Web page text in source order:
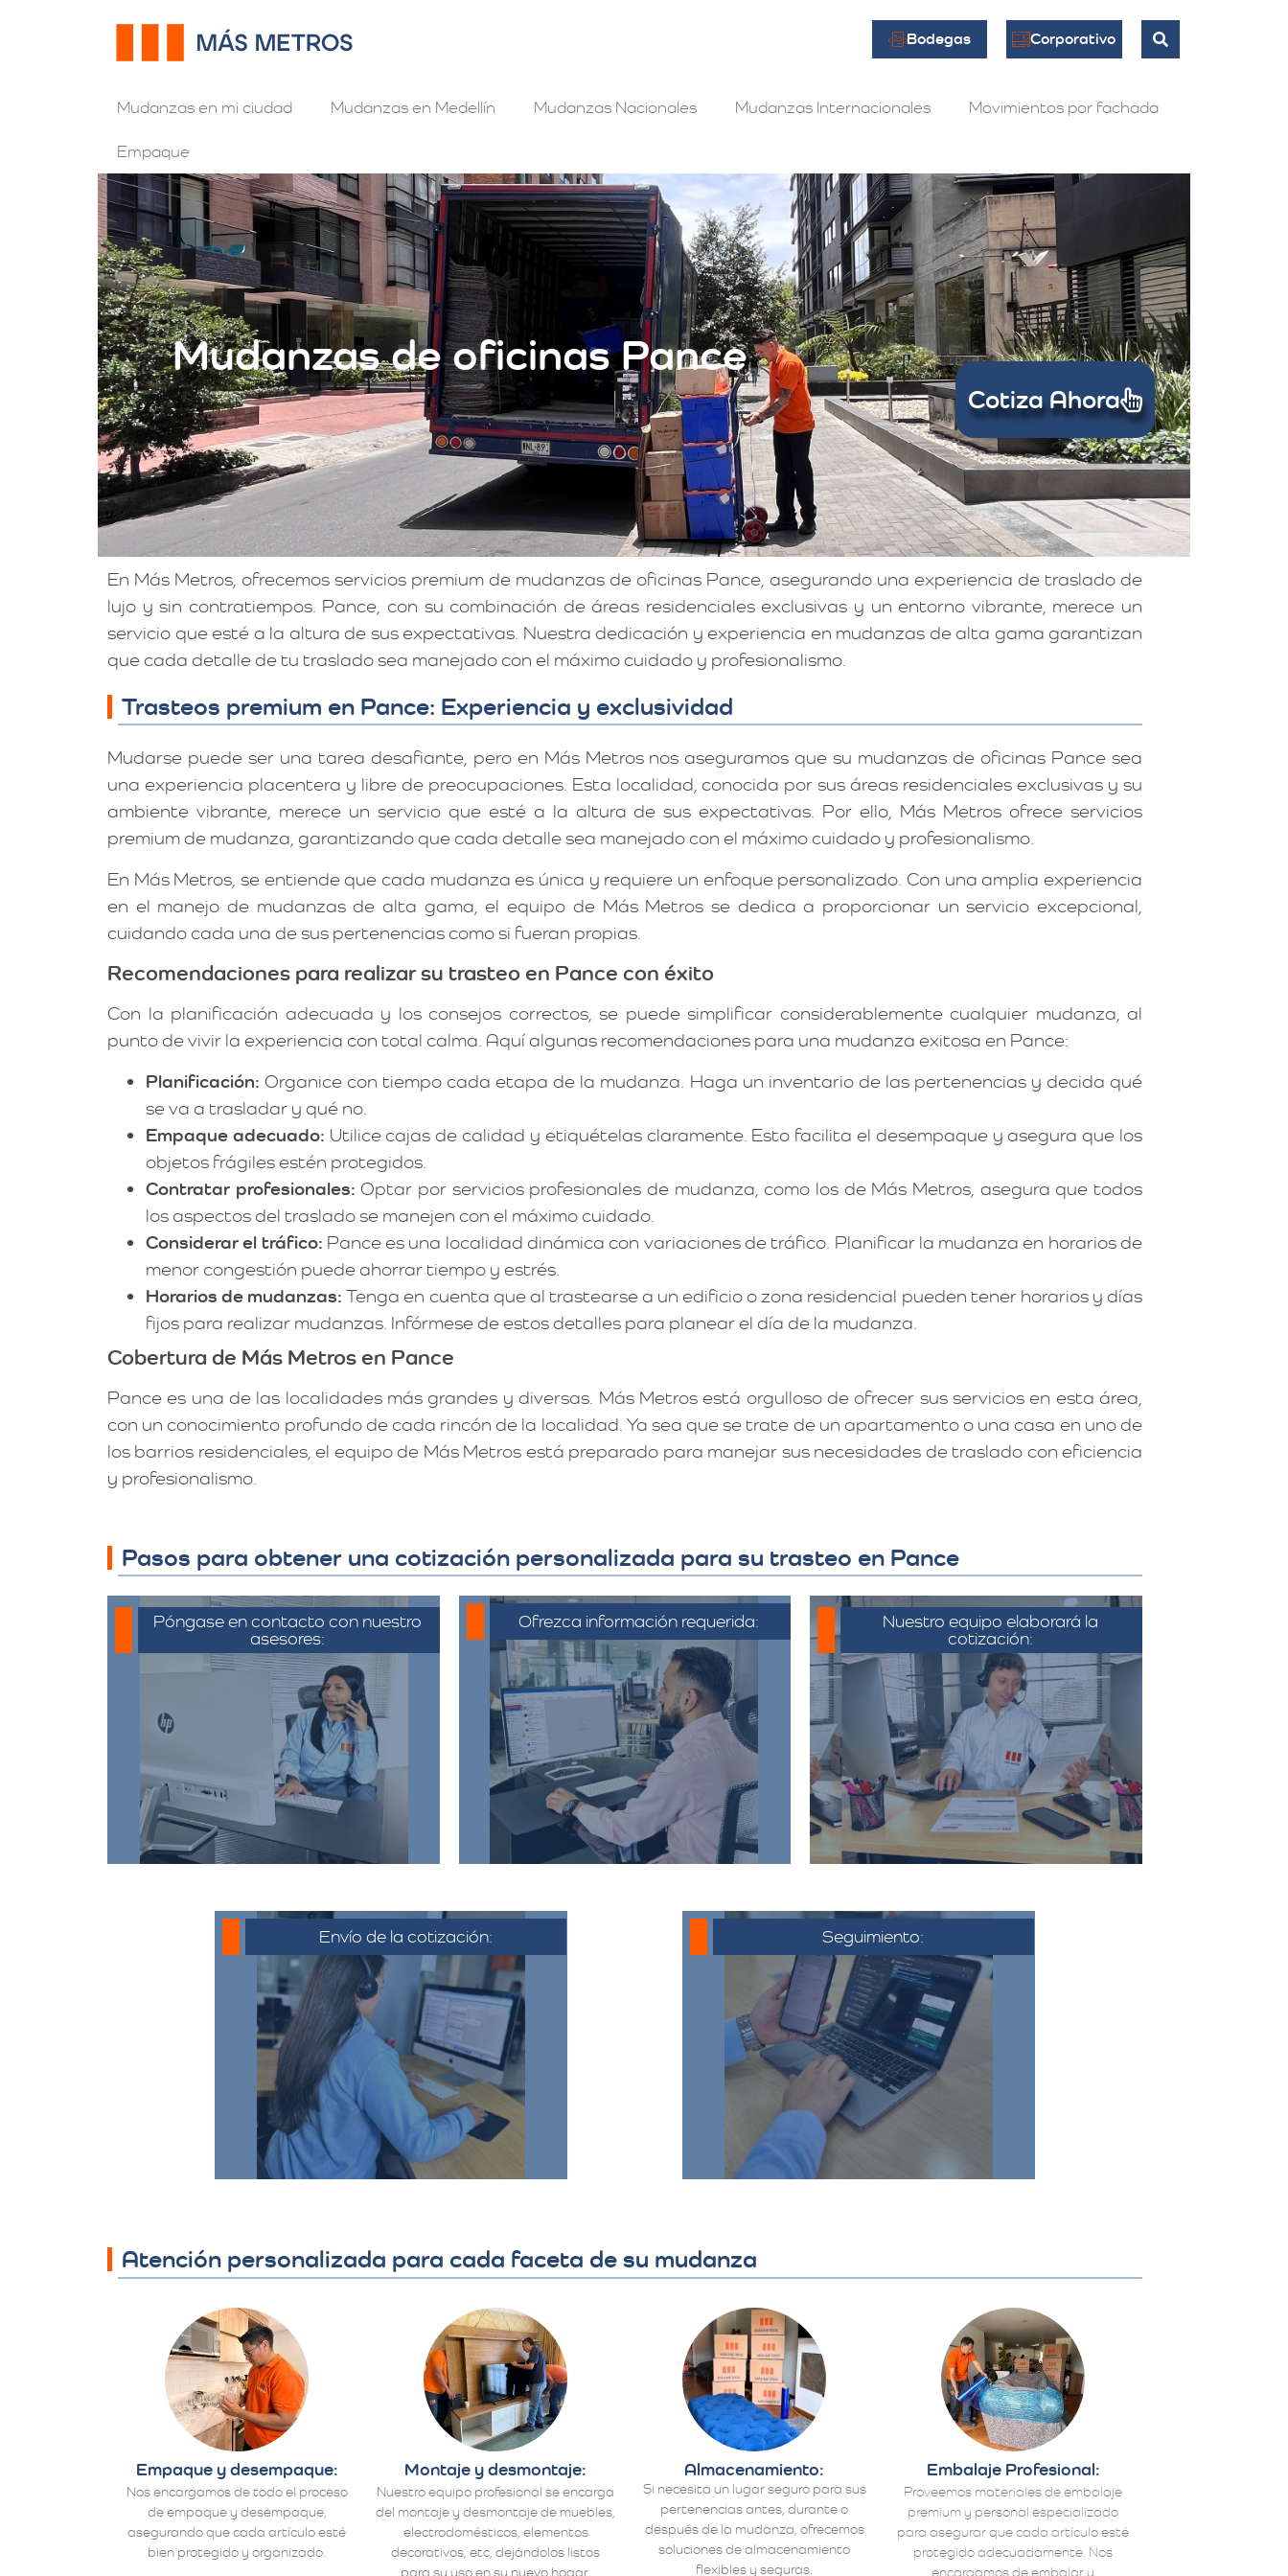
Bodegas Corporativo
Mudanzas en mi ciudad Mudanzas en Medellín Mudanzas Nacionales Mudanzas Internacionales Movimientos por fachada
Empaque
Mudanzas de oficinas Pance
Cotiza Ahora
En Más Metros, ofrecemos servicios premium de mudanzas de oficinas Pance, asegurando una experiencia de traslado de
lujo y sin contratiempos. Pance, con su combinación de áreas residenciales exclusivas y un entorno vibrante, merece un
servicio que esté a la altura de sus expectativas. Nuestra dedicación y experiencia en mudanzas de alta gama garantizan
que cada detalle de tu traslado sea manejado con el máximo cuidado y profesionalismo.
Trasteos premium en Pance: Experiencia y exclusividad
Mudarse puede ser una tarea desafiante, pero en Más Metros nos aseguramos que su mudanzas de oficinas Pance sea
una experiencia placentera y libre de preocupaciones. Esta localidad, conocida por sus áreas residenciales exclusivas y su
ambiente vibrante, merece un servicio que esté a la altura de sus expectativas. Por ello, Más Metros ofrece servicios
premium de mudanza, garantizando que cada detalle sea manejado con el máximo cuidado y profesionalismo.
En Más Metros, se entiende que cada mudanza es única y requiere un enfoque personalizado. Con una amplia experiencia
en el manejo de mudanzas de alta gama, el equipo de Más Metros se dedica a proporcionar un servicio excepcional,
cuidando cada una de sus pertenencias como si fueran propias.
Recomendaciones para realizar su trasteo en Pance con éxito
Con la planificación adecuada y los consejos correctos, se puede simplificar considerablemente cualquier mudanza, al
punto de vivir la experiencia con total calma. Aquí algunas recomendaciones para una mudanza exitosa en Pance:
Planificación: Organice con tiempo cada etapa de la mudanza. Haga un inventario de las pertenencias y decida qué
se va a trasladar y qué no.
Empaque adecuado: Utilice cajas de calidad y etiquételas claramente. Esto facilita el desempaque y asegura que los
objetos frágiles estén protegidos.
Contratar profesionales: Optar por servicios profesionales de mudanza, como los de Más Metros, asegura que todos
los aspectos del traslado se manejen con el máximo cuidado.
Considerar el tráfico: Pance es una localidad dinámica con variaciones de tráfico. Planificar la mudanza en horarios de
menor congestión puede ahorrar tiempo y estrés.
Horarios de mudanzas: Tenga en cuenta que al trastearse a un edificio o zona residencial pueden tener horarios y días
fijos para realizar mudanzas. Infórmese de estos detalles para planear el día de la mudanza.
Cobertura de Más Metros en Pance
Pance es una de las localidades más grandes y diversas. Más Metros está orgulloso de ofrecer sus servicios en esta área,
con un conocimiento profundo de cada rincón de la localidad. Ya sea que se trate de un apartamento o una casa en uno de
los barrios residenciales, el equipo de Más Metros está preparado para manejar sus necesidades de traslado con eficiencia
y profesionalismo.
Pasos para obtener una cotización personalizada para su trasteo en Pance
Póngase en contacto con nuestro
asesores:
Para iniciar el proceso de solicitud
de cotización, puede
comunicarse a través de
whatsapp haciendo click en
cotizar.​
Ofrezca información requerida:
Debe proporcionar información
detallada sobre la mudanza,
incluyendo la dirección de origen
y destino, el tipo y cantidad de
pertenencias.​
Nuestro equipo elaborará la
cotización:
Con la información recopilada, el
equipo de Más Metros elabora
una cotización detallada que
incluye todos los costos
asociados a la mudanza, como el
transporte, el embalaje, el
montaje, y cualquier servicio
adicional solicitado.​
Envío de la cotización:
La cotización se envía al cliente,
generalmente por correo electrónico
o el medio que se haya acordado,
para su revisión. El cliente puede
revisar la propuesta, hacer
preguntas y solicitar ajustes si es
necesario.​
Seguimiento:
Una vez que se aprueba la
cotización, se confirma la fecha y
hora de la mudanza. Se coordina
todo el proceso y se establecen los
detalles finales.​
Atención personalizada para cada faceta de su mudanza
Empaque y desempaque:
Nos encargamos de todo el proceso
de empaque y desempaque,
asegurando que cada artículo esté
bien protegido y organizado.
Montaje y desmontaje:
Nuestro equipo profesional se encarga
del montaje y desmontaje de muebles,
electrodomésticos, elementos
decorativos, etc, dejándolos listos
para su uso en su nuevo hogar.
Almacenamiento:
Si necesita un lugar seguro para sus
pertenencias antes, durante o
después de la mudanza, ofrecemos
soluciones de almacenamiento
flexibles y seguras.
Embalaje Profesional:
Proveemos materiales de embalaje
premium y personal especializado
para asegurar que cada artículo esté
protegido adecuadamente. Nos
encargamos de embalar y